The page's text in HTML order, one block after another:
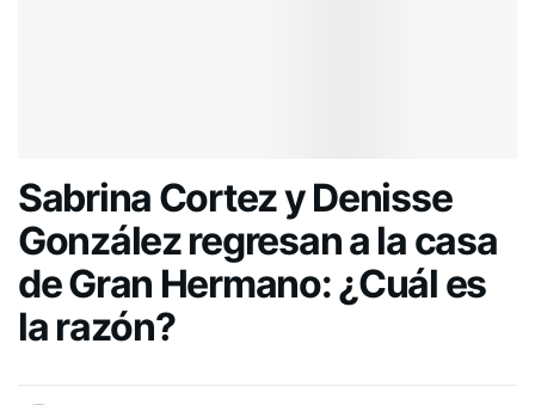
Sabrina Cortez y Denisse
González regresan a la casa
de Gran Hermano: ¿Cuál es
la razón?